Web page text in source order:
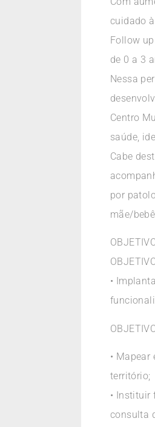
cuidado
Follow
de 0 a 3
Nessa
Centro
saúde,
Cabe
por
mãe/
•
•
território;
• Instituir
consulta